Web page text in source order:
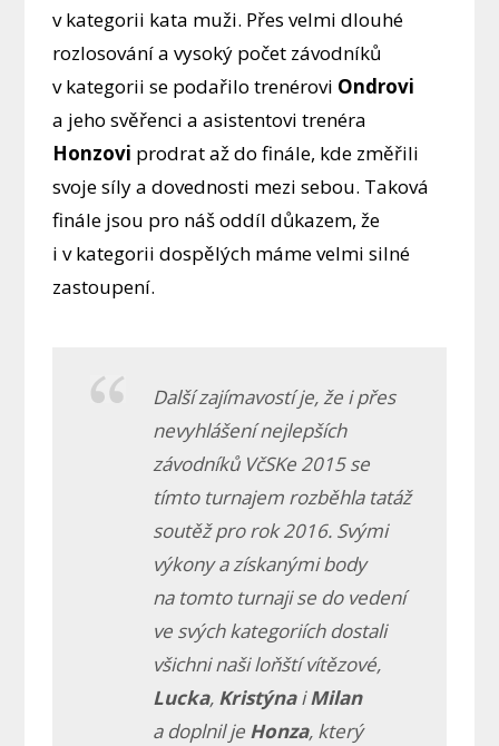
v kategorii kata muži. Přes velmi dlouhé
rozlosování a vysoký počet závodníků
v kategorii se podařilo trenérovi Ondrovi
a jeho svěřenci a asistentovi trenéra
Honzovi prodrat až do finále, kde změřili
svoje síly a dovednosti mezi sebou. Taková
finále jsou pro náš oddíl důkazem, že
i v kategorii dospělých máme velmi silné
zastoupení.
Další zajímavostí je, že i přes
nevyhlášení nejlepších
závodníků VčSKe 2015 se
tímto turnajem rozběhla tatáž
soutěž pro rok 2016. Svými
výkony a získanými body
na tomto turnaji se do vedení
ve svých kategoriích dostali
všichni naši loňští vítězové,
Lucka, KristýnaiMilan
a doplnil je Honza, který